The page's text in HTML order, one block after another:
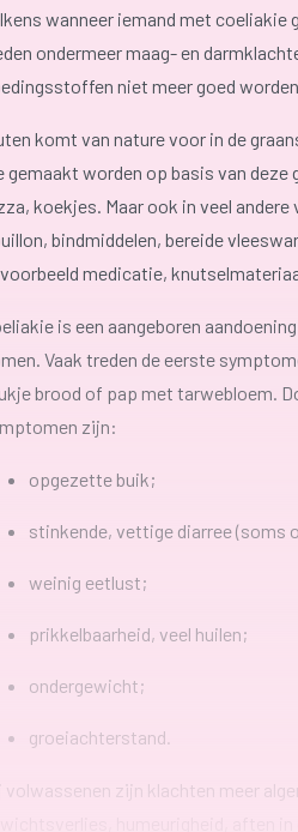
wanneer iemand met coeliakie
ondermeer maag- en
niet meer goed
komt van nature voor in de
gemaakt worden op basis van
koekjes. Maar ook in veel
bindmiddelen, bereide
medicatie,
is een aangeboren
Vaak treden de eerste
brood of pap met tarwebloem.
zijn:
opgezette buik;
stinkende, vettige diarree (soms
weinig eetlust;
prikkelbaarheid, veel huilen;
ondergewicht;
groeiachterstand.
volwassenen zijn klachten meer